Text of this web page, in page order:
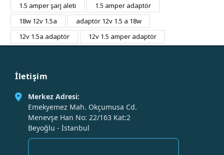
1.5 amper şarj aleti
1.5 amper adaptör
18w 12v 1.5a
adaptör 12v 1.5 a 18w
12v 1.5a adaptör
12v 1.5 amper adaptör
İletişim
Merkez Adresi:
Emekyemez Mah. Okçumusa Cd.
Menevşe Han No: 22/163 Kat:2
Beyoğlu - İstanbul